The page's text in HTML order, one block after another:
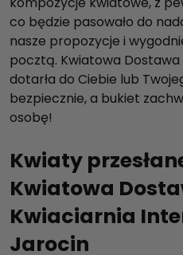
co będzie pasowało do
nasze propozycje i
pocztą. Kwiatowa Dostawa
dotarła do Ciebie lub
bezpiecznie, a bukiet
osobę!
Kwiaty
Kwiatowa
Kwiaciarnia
Jarocin